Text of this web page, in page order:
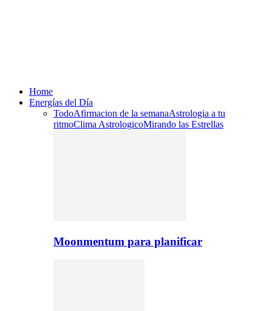
Home
Energías del Día
TodoAfirmacion de la semanaAstrologia a tu
ritmoClima AstrologicoMirando las Estrellas
Moonmentum para planificar